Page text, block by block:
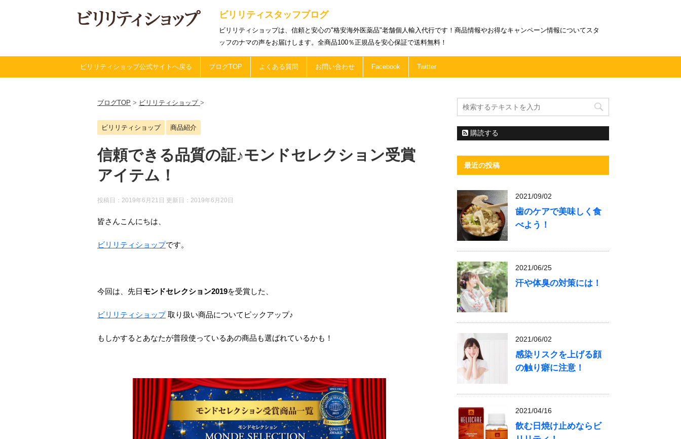
ビリリティスタッフブログ
ビリリティショップは、信頼と安心の"格安海外医薬品"老舗個人輸入代行です！商品情報やお得なキャンペーン情報についてスタ
ッフのナマの声をお届けします。全商品100％正規品を安心保証で送料無料！
ビリリティショップ公式サイトへ戻る ブログTOP よくある質問 お問い合わせ Facebook Twitter
ブログTOP > ビリリティショップ >
ビリリティショップ 商品紹介
信頼できる品質の証♪モンドセレクション受賞
アイテム！
投稿日：2019年6月21日 更新日： 2019年6月20日
皆さんこんにちは、
ビリリティショップです。
今回は、先日モンドセレクション2019を受賞した、
ビリリティショップ取り扱い商品についてピックアップ♪
もしかするとあなたが普段使っているあの商品も選ばれているかも！
購読する
最近の投稿
2021/09/02
歯のケアで美味しく食
べよう！
2021/06/25
汗や体臭の対策には！
2021/06/02
感染リスクを上げる顔
の触り癖に注意！
2021/04/16
飲む日焼け止めならビ